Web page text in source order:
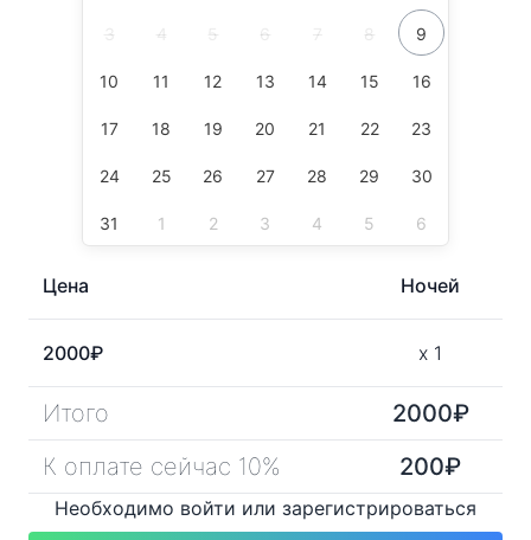
3 4 5 6 7 8 9
10 11 12 13 14 15 16
17 18 19 20 21 22 23
24 25 26 27 28 29 30
31 1 2 3 4 5 6
Цена Ночей
2000₽ x 1
Итого 2000₽
К оплате сейчас 10%
200₽
Необходимо войти или зарегистрироваться